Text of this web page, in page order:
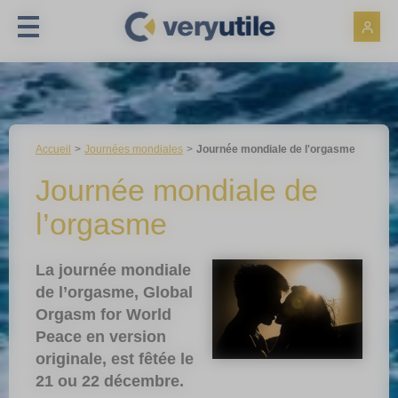
Accueil Journées mondiales Journée mondiale de l'orgasme
Journée mondiale de
l’orgasme
La journée mondiale
de l’orgasme, Global
Orgasm for World
Peace en version
originale, est fêtée le
21 ou 22 décembre.